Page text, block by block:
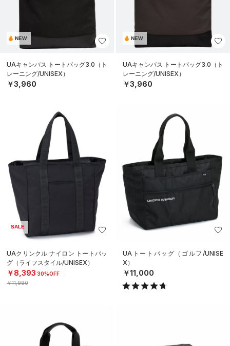
NEW
UAキャンバス トートバッグ3.0（ト
レーニング/UNISEX）
￥3,960
NEW
UAキャンバス トートバッグ3.0（ト
レーニング/UNISEX）
￥3,960
SALE
UAクリンクル ナイロン トートバッ
グ（ライフスタイル/UNISEX）
￥8,393 30%OFF
￥11,990
UAトートバッグ（ゴルフ/UNISE
X）
￥11,000